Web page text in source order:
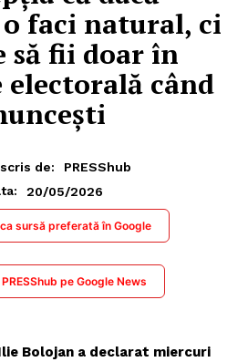
faci natural, ci
să fii doar în
electorală când
de:
PRESShub
20/05/2026
sursă preferată în Google
pe Google News
Bolojan a declarat miercuri